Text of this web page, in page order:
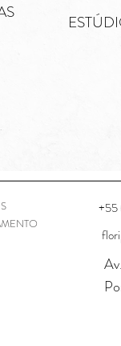
+55